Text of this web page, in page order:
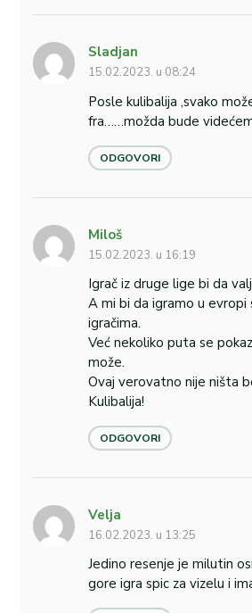
Sladjan
15.02.2023. u 08:24
Posle kulibalija ,svako
fra……možda bude
ODGOVORI
Miloš
15.02.2023. u 16:19
Igrač iz druge lige bi da
A mi bi da igramo u evropi
igračima.
Već nekoliko puta se
može.
Ovaj verovatno nije ništa
Kulibalija!
ODGOVORI
Velja
16.02.2023. u 13:25
Jedino resenje je milutin
gore igra spic za vizelu i